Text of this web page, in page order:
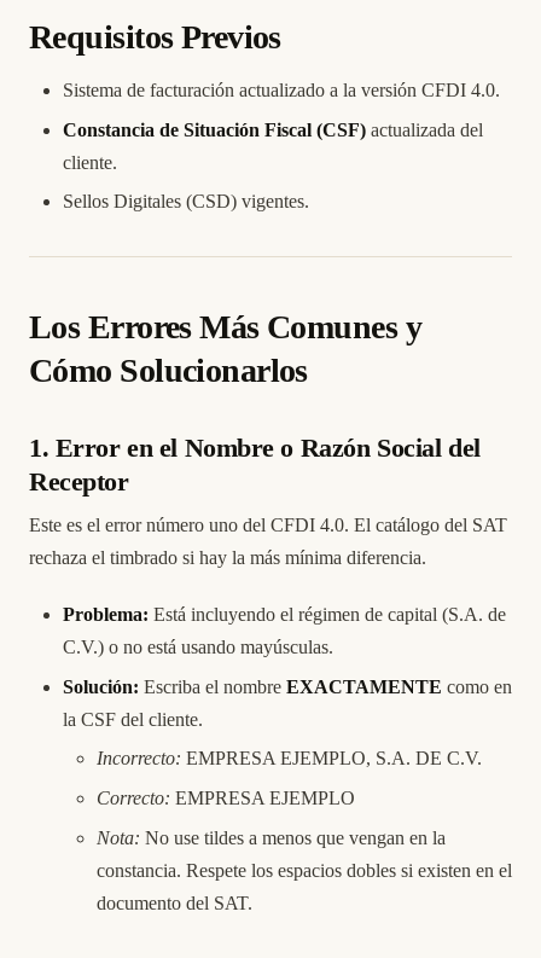
Requisitos Previos
Sistema de facturación actualizado a la versión CFDI 4.0.
Constancia de Situación Fiscal (CSF) actualizada del
cliente.
Sellos Digitales (CSD) vigentes.
Los Errores Más Comunes y
Cómo Solucionarlos
1. Error en el Nombre o Razón Social del
Receptor
Este es el error número uno del CFDI 4.0. El catálogo del SAT
rechaza el timbrado si hay la más mínima diferencia.
Problema: Está incluyendo el régimen de capital (S.A. de
C.V.) o no está usando mayúsculas.
Solución: Escriba el nombre EXACTAMENTE como en
la CSF del cliente.
Incorrecto: EMPRESA EJEMPLO, S.A. DE C.V.
Correcto: EMPRESA EJEMPLO
Nota: No use tildes a menos que vengan en la
constancia. Respete los espacios dobles si existen en el
documento del SAT.